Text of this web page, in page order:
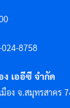
8758
เออีซี จำกัด
อง จ.สมุทรสาคร